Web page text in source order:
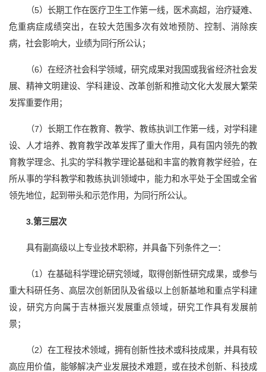
（5）长期工作在医疗卫生工作第一线，医术高超，治疗疑难、
危重病症成绩突出，在较大范围多次有效地预防、控制、消除疾
病，社会影响大，业绩为同行所公认；
（6）在经济社会科学领域，研究成果对我国或我省经济社会发
展、精神文明建设、学科建设、改革创新和推动文化大发展大繁荣
发挥重要作用；
（7）长期工作在教育、教学、教练执训工作第一线，对学科建
设、人才培养、教育教学改革发挥了重大作用，具有国内领先的教
育教学理念、扎实的学科教学理论基础和丰富的教育教学经验，在
所从事的学科教学和教练执训领域中，能力和水平处于全国或全省
领先地位，起到带头和示范作用，为同行所公认。
3.第三层次
具有副高级以上专业技术职称，并具备下列条件之一：
（1）在基础科学理论研究领域，取得创新性研究成果，或参与
重大科研任务、高层次创新团队及省级以上创新基地和重点学科建
设，研究方向属于吉林振兴发展重点领域，研究工作具有发展前
景；
（2）在工程技术领域，拥有创新性技术或科技成果，并具有较
高应用价值，能够解决产业发展技术难题，或在技术创新、科技成